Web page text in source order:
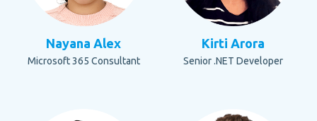
Nayana Alex
Microsoft 365 Consultant
Kirti Arora
Senior .NET Developer